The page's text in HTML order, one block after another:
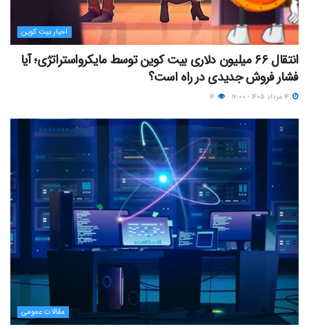
اخبار بیت کوین
انتقال ۶۶ میلیون دلاری بیت کوین توسط مایکرواستراتژی؛ آیا
فشار فروش جدیدی در راه است؟
مقالات عمومی